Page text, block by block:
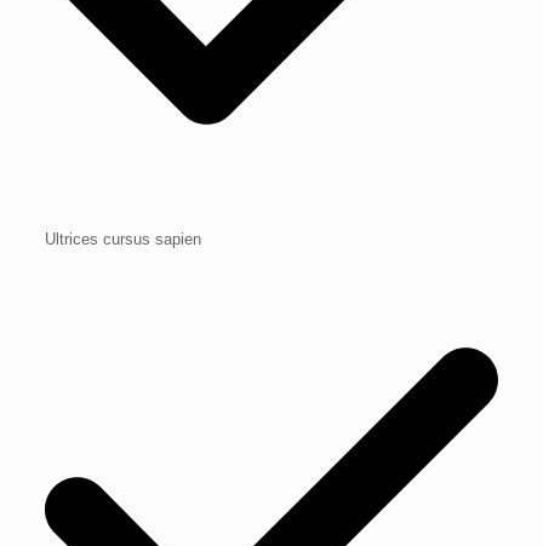
Ultrices cursus sapien